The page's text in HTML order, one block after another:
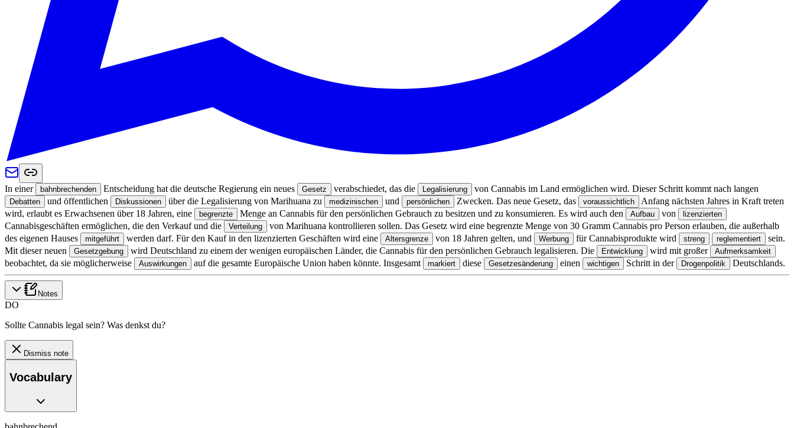
In einer bahnbrechenden Entscheidung hat die deutsche Regierung ein neues Gesetz verabschiedet, das die Legalisierung von Cannabis im Land ermöglichen wird. Dieser Schritt kommt nach langen
Debatten und öffentlichen Diskussionen über die Legalisierung von Marihuana zu medizinischen und persönlichen Zwecken. Das neue Gesetz, das voraussichtlich
Anfang nächsten Jahres in Kraft treten
wird, erlaubt es Erwachsenen über 18 Jahren, eine
begrenzte Menge an Cannabis für den persönlichen Gebrauch zu besitzen und zu konsumieren. Es wird auch den Aufbau von lizenzierten
Cannabisgeschäften ermöglichen, die den Verkauf und die Verteilung
von Marihuana kontrollieren sollen. Das Gesetz wird eine begrenzte Menge von 30 Gramm Cannabis pro Person erlauben, die außerhalb
des eigenen Hauses
mitgeführt werden darf. Für den Kauf in den lizenzierten Geschäften wird eine Altersgrenze von 18 Jahren gelten, und Werbung für Cannabisprodukte wird streng reglementiert
sein.
Mit dieser neuen
Gesetzgebung wird Deutschland zu einem der wenigen europäischen Länder, die Cannabis für den persönlichen Gebrauch legalisieren. Die Entwicklung wird mit großer Aufmerksamkeit
beobachtet, da sie möglicherweise Auswirkungen auf die gesamte Europäische Union haben könnte. Insgesamt markiert diese Gesetzesänderung einen wichtigen Schritt in der Drogenpolitik Deutschlands.
Notes
DO
Sollte Cannabis legal sein? Was denkst du?
Dismiss note
Vocabulary